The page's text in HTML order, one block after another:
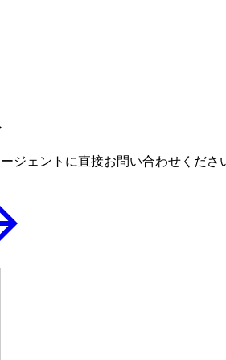
ジェントに直接お問い合わせくださ